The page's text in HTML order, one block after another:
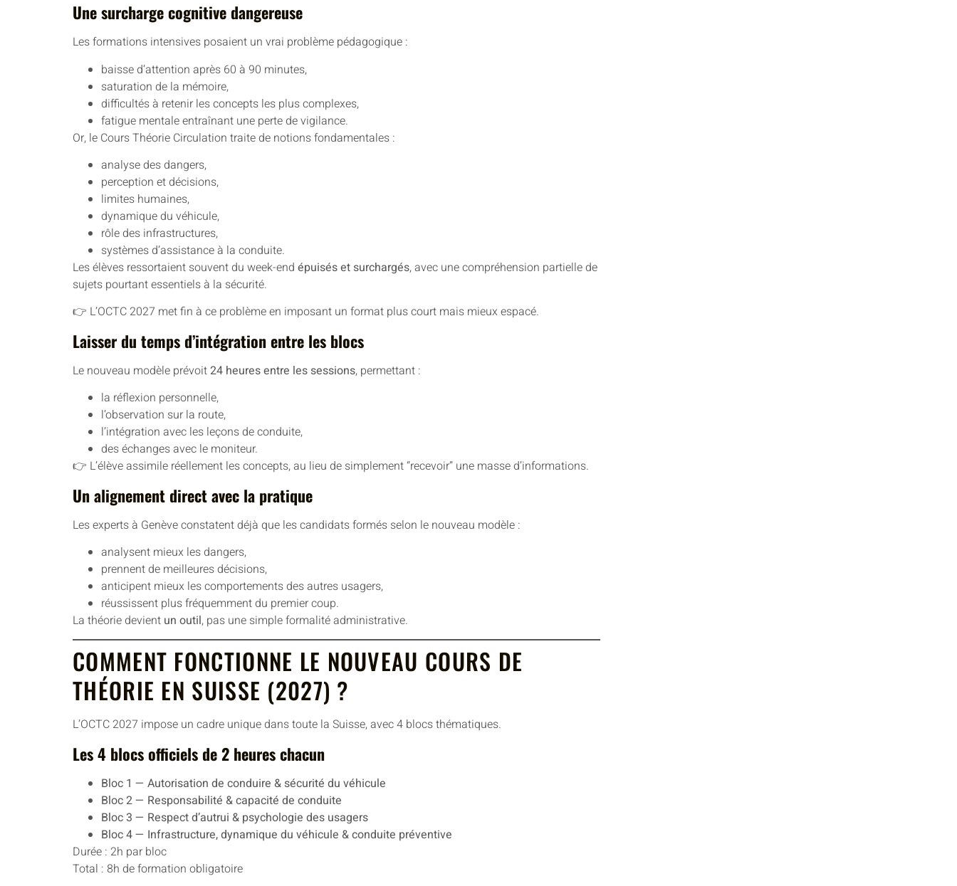
Une surcharge cognitive dangereuse
Les formations intensives posaient un vrai problème pédagogique :
baisse d’attention après 60 à 90 minutes,
saturation de la mémoire,
difficultés à retenir les concepts les plus complexes,
fatigue mentale entraînant une perte de vigilance.
Or, le Cours Théorie Circulation traite de notions fondamentales :
analyse des dangers,
perception et décisions,
limites humaines,
dynamique du véhicule,
rôle des infrastructures,
systèmes d’assistance à la conduite.
Les élèves ressortaient souvent du week-end épuisés et surchargés, avec une compréhension partielle de
sujets pourtant essentiels à la sécurité.
👉 L’OCTC 2027 met fin à ce problème en imposant un format plus court mais mieux espacé.
Laisser du temps d’intégration entre les blocs
Le nouveau modèle prévoit24 heures entre les sessions, permettant :
la réflexion personnelle,
l’observation sur la route,
l’intégration avec les leçons de conduite,
des échanges avec le moniteur.
👉 L’élève assimile réellement les concepts, au lieu de simplement “recevoir” une masse d’informations.
Un alignement direct avec la pratique
Les experts à Genève constatent déjà que les candidats formés selon le nouveau modèle :
analysent mieux les dangers,
prennent de meilleures décisions,
anticipent mieux les comportements des autres usagers,
réussissent plus fréquemment du premier coup.
La théorie devient un outil, pas une simple formalité administrative.
COMMENT FONCTIONNE LE NOUVEAU COURS DE
THÉORIE EN SUISSE (2027) ?
L’OCTC 2027 impose un cadre unique dans toute la Suisse, avec 4 blocs thématiques.
Les 4 blocs officiels de 2 heures chacun
Bloc 1 — Autorisation de conduire & sécurité du véhicule
Bloc 2 — Responsabilité & capacité de conduite
Bloc 3 — Respect d’autrui & psychologie des usagers
Bloc 4 — Infrastructure, dynamique du véhicule & conduite préventive
Durée : 2h par bloc
Total : 8h de formation obligatoire